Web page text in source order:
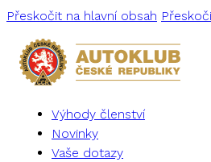
Přeskočit na hlavní obsah
Výhody členství
Novinky
Vaše dotazy